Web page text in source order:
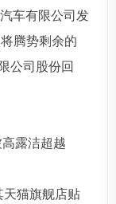
车有限公司发
腾势剩余的
公司股份回
露洁超越
猫旗舰店贴